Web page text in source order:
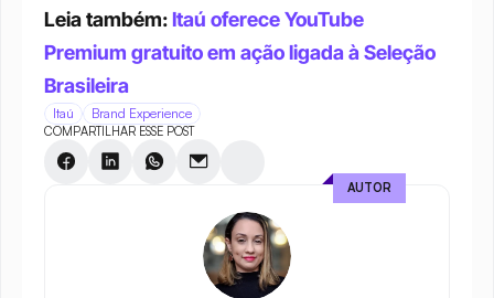
Leia também: Itaú oferece YouTube
Premium gratuito em ação ligada à Seleção
Brasileira
Itaú Brand Experience
COMPARTILHAR ESSE POST
AUTOR